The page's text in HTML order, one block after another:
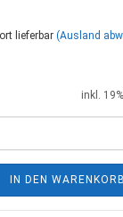
lieferbar (Ausland
inkl.
IN DEN WARENKORB